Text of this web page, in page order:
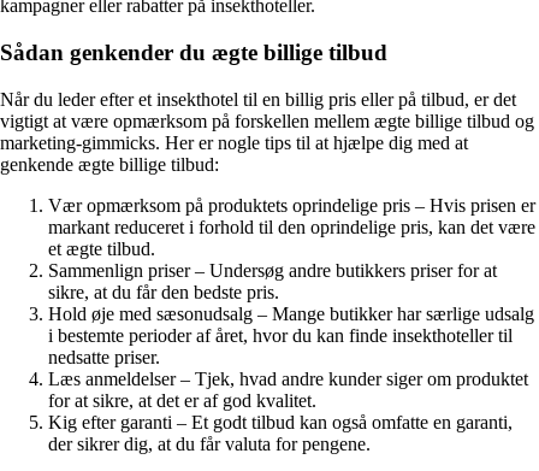
kampagner eller rabatter på insekthoteller.
Sådan genkender du ægte billige tilbud
Når du leder efter et insekthotel til en billig pris eller på tilbud, er det
vigtigt at være opmærksom på forskellen mellem ægte billige tilbud og
marketing-gimmicks. Her er nogle tips til at hjælpe dig med at
genkende ægte billige tilbud:
Vær opmærksom på produktets oprindelige pris – Hvis prisen er
markant reduceret i forhold til den oprindelige pris, kan det være
et ægte tilbud.
Sammenlign priser – Undersøg andre butikkers priser for at
sikre, at du får den bedste pris.
Hold øje med sæsonudsalg – Mange butikker har særlige udsalg
i bestemte perioder af året, hvor du kan finde insekthoteller til
nedsatte priser.
Læs anmeldelser – Tjek, hvad andre kunder siger om produktet
for at sikre, at det er af god kvalitet.
Kig efter garanti – Et godt tilbud kan også omfatte en garanti,
der sikrer dig, at du får valuta for pengene.